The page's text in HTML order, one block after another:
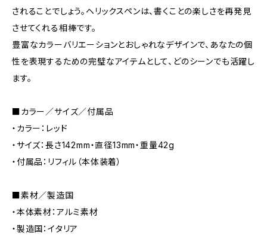
されることでしょう。ヘリックスペンは、書くことの楽しさを再発見
させてくれる相棒です。
豊富なカラーバリエーションとおしゃれなデザインで、あなたの個
性を表現するための完璧なアイテムとして、どのシーンでも活躍し
ます。
■カラー／サイズ／付属品
・カラー：レッド
・サイズ：長さ142mm・直径13mm・重量42g
・付属品：リフィル（本体装着）
■素材／製造国
・本体素材：アルミ素材
・製造国：イタリア